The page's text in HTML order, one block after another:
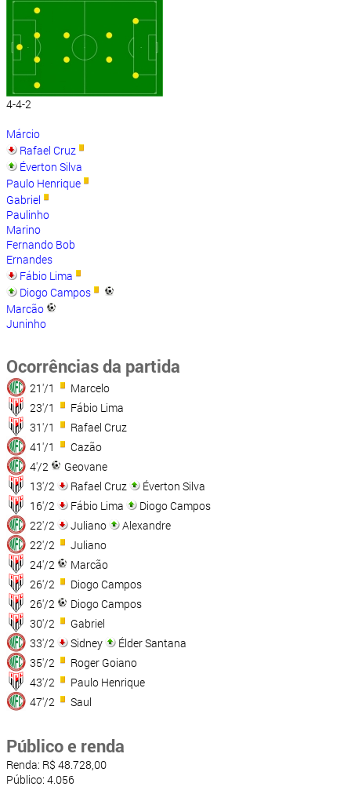
4-4-2
Márcio
Rafael Cruz
Éverton Silva
Paulo Henrique
Gabriel
Paulinho
Marino
Fernando Bob
Ernandes
Fábio Lima
Diogo Campos
Marcão
Juninho
Ocorrências da partida
21'/1
Marcelo
23'/1
Fábio Lima
31'/1
Rafael Cruz
41'/1
Cazão
4'/2
Geovane
13'/2
Rafael Cruz
Éverton Silva
16'/2
Fábio Lima
Diogo Campos
22'/2
Juliano
Alexandre
22'/2
Juliano
24'/2
Marcão
26'/2
Diogo Campos
26'/2
Diogo Campos
30'/2
Gabriel
33'/2
Sidney
Élder Santana
35'/2
Roger Goiano
43'/2
Paulo Henrique
47'/2
Saul
Público e renda
Renda: R$ 48.728,00
Público: 4.056